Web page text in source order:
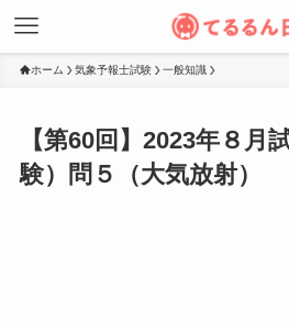
ホーム 気象予報士試験 一般知識
【第60回】2023年８月
験）問５（大気放射）